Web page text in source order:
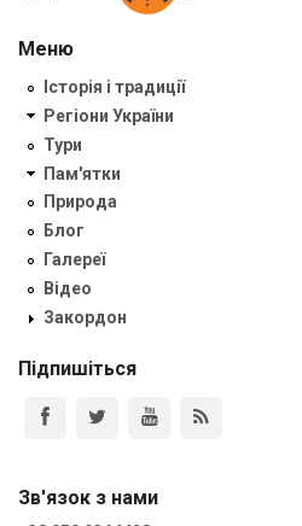
Меню
Історія і традиції
Регіони України
Тури
Пам'ятки
Природа
Блог
Галереї
Відео
Закордон
Підпишіться
Зв'язок з нами